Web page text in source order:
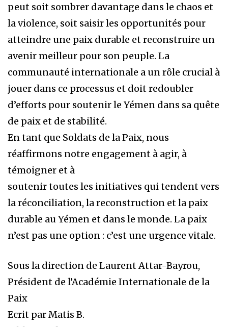
peut soit sombrer davantage dans le chaos et
la violence, soit saisir les opportunités pour
atteindre une paix durable et reconstruire un
avenir meilleur pour son peuple. La
communauté internationale a un rôle crucial à
jouer dans ce processus et doit redoubler
d’efforts pour soutenir le Yémen dans sa quête
de paix et de stabilité.
En tant que Soldats de la Paix, nous
réaffirmons notre engagement à agir, à
témoigner et à
soutenir toutes les initiatives qui tendent vers
la réconciliation, la reconstruction et la paix
durable au Yémen et dans le monde. La paix
n’est pas une option : c’est une urgence vitale.
Sous la direction de Laurent Attar-Bayrou,
Président de l’Académie Internationale de la
Paix
Ecrit par Matis B.